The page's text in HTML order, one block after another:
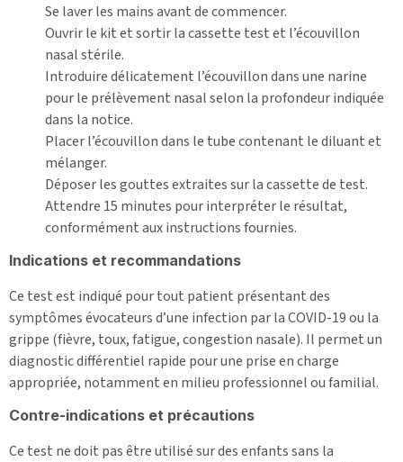
Se laver les mains avant de commencer.
Ouvrir le kit et sortir la cassette test et l’écouvillon
nasal stérile.
Introduire délicatement l’écouvillon dans une narine
pour le prélèvement nasal selon la profondeur indiquée
dans la notice.
Placer l’écouvillon dans le tube contenant le diluant et
mélanger.
Déposer les gouttes extraites sur la cassette de test.
Attendre 15 minutes pour interpréter le résultat,
conformément aux instructions fournies.
Indications et recommandations
Ce test est indiqué pour tout patient présentant des
symptômes évocateurs d’une infection par la COVID-19 ou la
grippe (fièvre, toux, fatigue, congestion nasale). Il permet un
diagnostic différentiel rapide pour une prise en charge
appropriée, notamment en milieu professionnel ou familial.
Contre-indications et précautions
Ce test ne doit pas être utilisé sur des enfants sans la